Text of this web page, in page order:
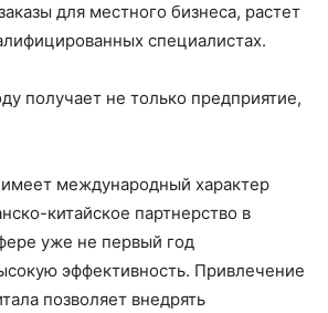
для местного бизнеса, растет
специалистах.
получает не только предприятие,
международный характер
китайское партнерство в
уже не первый год
эффективность. Привлечение
позволяет внедрять